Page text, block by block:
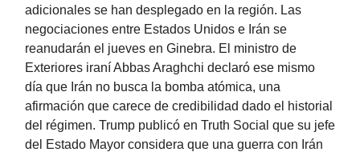
adicionales se han desplegado en la región. Las
negociaciones entre Estados Unidos e Irán se
reanudarán el jueves en Ginebra. El ministro de
Exteriores iraní Abbas Araghchi declaró ese mismo
día que Irán no busca la bomba atómica, una
afirmación que carece de credibilidad dado el historial
del régimen. Trump publicó en Truth Social que su jefe
del Estado Mayor considera que una guerra con Irán